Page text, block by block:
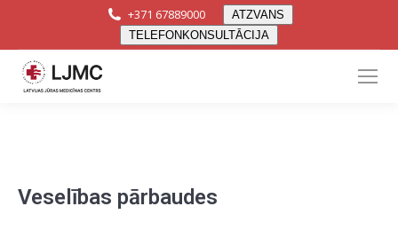
+371 67889000
ATZVANS
TELEFONKONSULTĀCIJA
Instagram
Veselības pārbaudes